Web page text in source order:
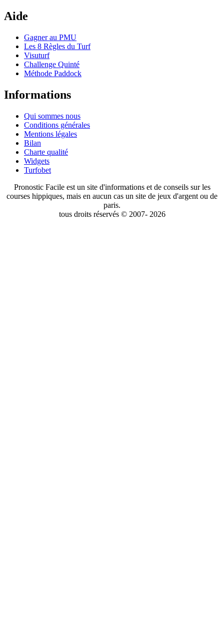
Aide
Gagner au PMU
Les 8 Règles du Turf
Visuturf
Challenge Quinté
Méthode Paddock
Informations
Qui sommes nous
Conditions générales
Mentions légales
Bilan
Charte qualité
Widgets
Turfobet
Pronostic Facile est un site d'informations et de conseils sur les
courses hippiques, mais en aucun cas un site de jeux d'argent ou de
paris.
tous droits réservés © 2007- 2026